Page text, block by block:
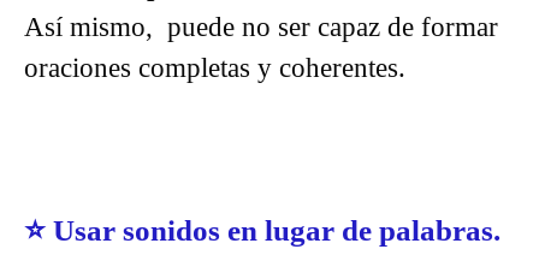
Así mismo, puede no ser capaz de formar
oraciones completas y coherentes.
⭐ Usar sonidos en lugar de palabras.